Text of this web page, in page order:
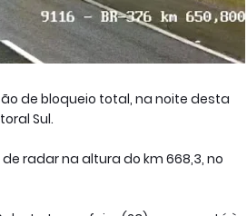
de bloqueio total, na noite desta
Sul.
radar na altura do km 668,3, no